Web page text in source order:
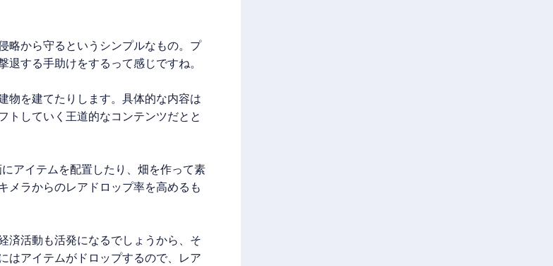
略から守るというシンプルなもの。プ
する手助けをするって感じですね。
物を建てたりします。具体的な内容は
トしていく王道的なコンテンツだとと
アイテムを配置したり、畑を作って素
メラからのレアドロップ率を高めるも
済活動も活発になるでしょうから、そ
はアイテムがドロップするので、レア